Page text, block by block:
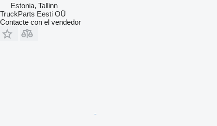
Estonia, Tallinn
TruckParts Eesti OÜ
Contacte con el vendedor